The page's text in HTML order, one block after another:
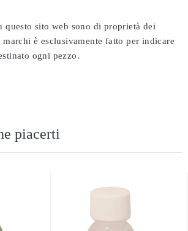
questo sito web sono di proprietà dei
è esclusivamente fatto per indicare
ogni pezzo.
piacerti